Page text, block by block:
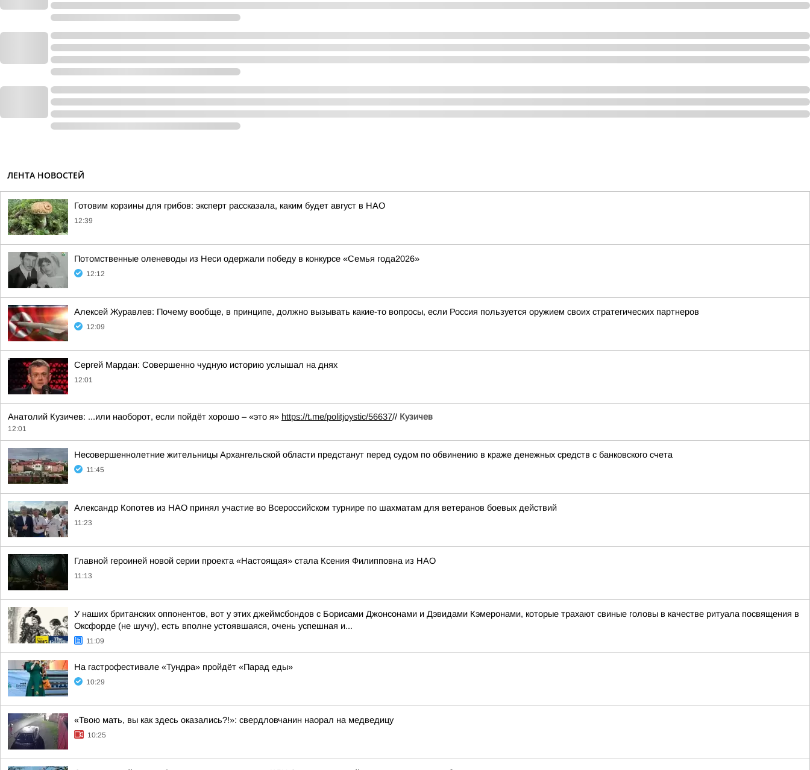
ЛЕНТА НОВОСТЕЙ
Готовим корзины для грибов: эксперт рассказала, каким будет август в НАО
12:39
Потомственные оленеводы из Неси одержали победу в конкурсе «Семья года2026»
12:12
Алексей Журавлев: Почему вообще, в принципе, должно вызывать какие-то вопросы, если Россия пользуется оружием своих стратегических партнеров
12:09
Сергей Мардан: Совершенно чудную историю услышал на днях
12:01
Анатолий Кузичев: ...или наоборот, если пойдёт хорошо – «это я» https://t.me/politjoystic/56637// Кузичев
12:01
Несовершеннолетние жительницы Архангельской области предстанут перед судом по обвинению в краже денежных средств с банковского счета
11:45
Александр Копотев из НАО принял участие во Всероссийском турнире по шахматам для ветеранов боевых действий
11:23
Главной героиней новой серии проекта «Настоящая» стала Ксения Филипповна из НАО
11:13
У наших британских оппонентов, вот у этих джеймсбондов с Борисами Джонсонами и Дэвидами Кэмеронами, которые трахают свиные головы в качестве ритуала посвящения в
Оксфорде (не шучу), есть вполне устоявшаяся, очень успешная и...
11:09
На гастрофестивале «Тундра» пройдёт «Парад еды»
10:29
«Твою мать, вы как здесь оказались?!»: свердловчанин наорал на медведицу
10:25